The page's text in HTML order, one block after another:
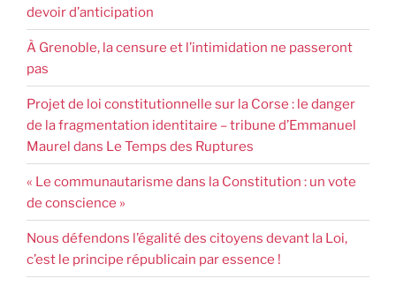
devoir d’anticipation
À Grenoble, la censure et l’intimidation ne passeront
pas
Projet de loi constitutionnelle sur la Corse : le danger
de la fragmentation identitaire – tribune d’Emmanuel
Maurel dans Le Temps des Ruptures
« Le communautarisme dans la Constitution : un vote
de conscience »
Nous défendons l’égalité des citoyens devant la Loi,
c’est le principe républicain par essence !